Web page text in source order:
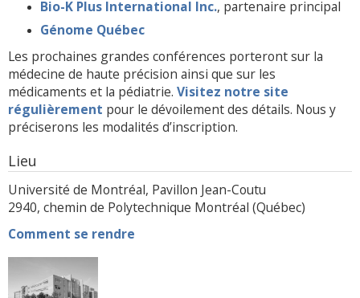
Bio-K Plus International Inc., partenaire principal
Génome Québec
Les prochaines grandes conférences porteront sur la
médecine de haute précision ainsi que sur les
médicaments et la pédiatrie. Visitez notre site
régulièrement pour le dévoilement des détails. Nous y
préciserons les modalités d’inscription.
Lieu
Université de Montréal, Pavillon Jean-Coutu
2940, chemin de Polytechnique Montréal (Québec)
Comment se rendre